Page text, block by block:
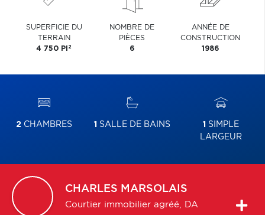
SUPERFICIE DU
TERRAIN
4 750 PI 2
NOMBRE DE
PIÈCES
6
ANNÉE DE
CONSTRUCTION
1986
2 CHAMBRES 1 SALLE DE BAINS 1 SIMPLE
LARGEUR
CHARLES MARSOLAIS
Courtier immobilier agréé, DA